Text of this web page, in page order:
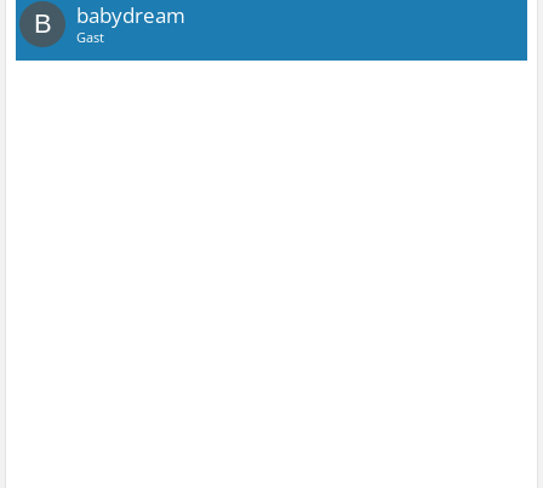
B babydream
Gast